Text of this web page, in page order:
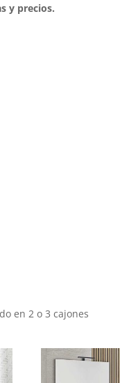
y precios.
en 2 o 3 cajones